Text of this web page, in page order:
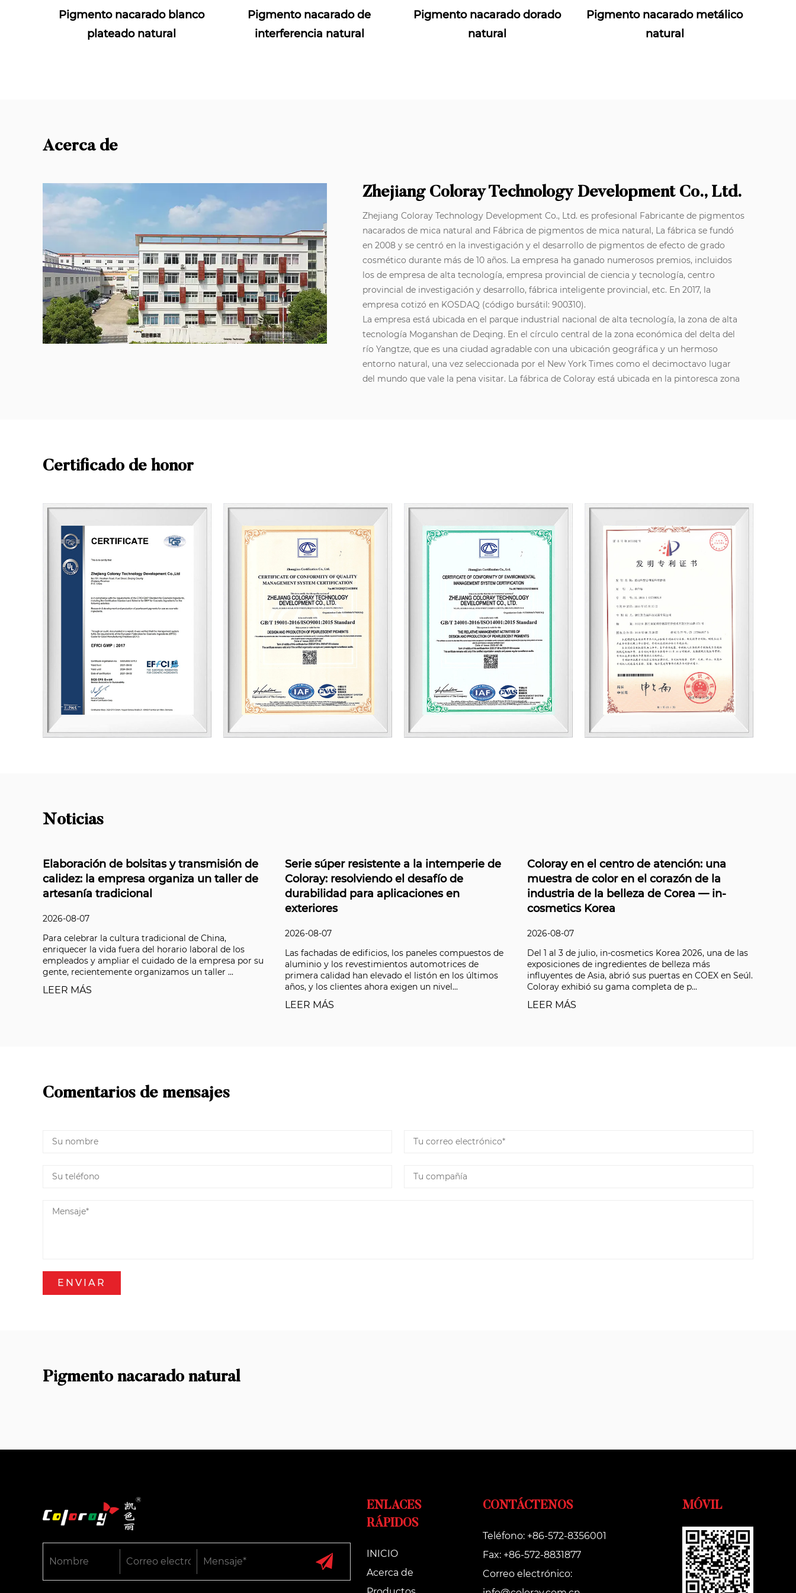
Pigmento nacarado blanco
plateado natural
Pigmento nacarado de
interferencia natural
Pigmento nacarado dorado
natural
Pigmento nacarado metálico
natural
Acerca de
Zhejiang Coloray Technology Development Co., Ltd.
Zhejiang Coloray Technology Development Co., Ltd. es profesional Fabricante de pigmentos
nacarados de mica natural and Fábrica de pigmentos de mica natural, La fábrica se fundó
en 2008 y se centró en la investigación y el desarrollo de pigmentos de efecto de grado
cosmético durante más de 10 años. La empresa ha ganado numerosos premios, incluidos
los de empresa de alta tecnología, empresa provincial de ciencia y tecnología, centro
provincial de investigación y desarrollo, fábrica inteligente provincial, etc. En 2017, la
empresa cotizó en KOSDAQ (código bursátil: 900310).
La empresa está ubicada en el parque industrial nacional de alta tecnología, la zona de alta
tecnología Moganshan de Deqing. En el círculo central de la zona económica del delta del
río Yangtze, que es una ciudad agradable con una ubicación geográfica y un hermoso
entorno natural, una vez seleccionada por el New York Times como el decimoctavo lugar
del mundo que vale la pena visitar. La fábrica de Coloray está ubicada en la pintoresca zona
efectos con un rendimiento, estabilidad y consistencia de lotes excepcionales; contar con
soporte técnico profesional y competitividad de precios. Ya sea que se trate de cosméticos,
recubrimientos, plásticos, tintas de impresión, cuero o la industria de la construcción,
Coloray es un proveedor y socio a largo plazo de muchas marcas internacionales, lo que
garantiza una calidad constante y resultados únicos. Ya sea que seleccione un producto
actual de nuestro manual de productos o busque un servicio personalizado, comuníquese
con nosotros. Nuestro equipo experimentado hará todo lo posible para satisfacer sus
necesidades. Con calidad, un sólido soporte técnico y servicios integrales, Coloray es su
socio. Nosotros podemos OEM / ODM Pigmento nacarado natural
Certificado de honor
Noticias
y transmisión de
un taller de
de China,
horario laboral de los
de la empresa por su
un taller ...
Serie súper resistente a la intemperie de
Coloray: resolviendo el desafío de
durabilidad para aplicaciones en
2026-08-07
Las fachadas de edificios, los paneles compuestos de
aluminio y los revestimientos automotrices de
primera calidad han elevado el listón en los últimos
años, y los clientes ahora exigen un nivel...
Coloray en el centro de atención: una
muestra de color en el corazón de la
industria de la belleza de Corea — in-
Del 1 al 3 de julio, in-cosmetics Korea 2026, una de las
exposiciones de ingredientes de belleza más
influyentes de Asia, abrió sus puertas en COEX en Seúl.
Coloray exhibió su gama completa de p...
Polvo de pigmento metálico:
completa de tipos, aplicaciones y
selección
recubrimientos industriales y epoxi
remontan a una única variable que se
pigmento metálico en polvo. Elija el sus...
LEER MÁS
Comentarios de mensajes
Pigmento nacarado natural
ENLACES
RÁPIDOS
INICIO
Acerca de
CONTÁCTENOS
Teléfono: +86-572-8356001
Fax: +86-572-8831877
Correo electrónico:
MÓVIL